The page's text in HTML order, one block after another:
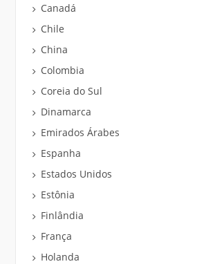
Canadá
Chile
China
Colombia
Coreia do Sul
Dinamarca
Emirados Árabes
Espanha
Estados Unidos
Estônia
Finlândia
França
Holanda